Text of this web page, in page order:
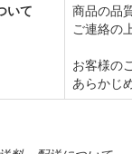
いて
商品の品
ご連絡の
お客様の
あらかじ